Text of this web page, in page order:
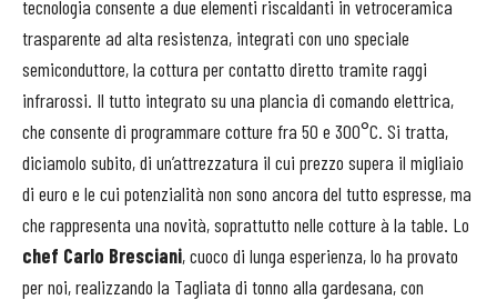
tecnologia consente a due elementi riscaldanti in vetroceramica
trasparente ad alta resistenza, integrati con uno speciale
semiconduttore, la cottura per contatto diretto tramite raggi
infrarossi. Il tutto integrato su una plancia di comando elettrica,
che consente di programmare cotture fra 50 e 300°C. Si tratta,
diciamolo subito, di un’attrezzatura il cui prezzo supera il migliaio
di euro e le cui potenzialità non sono ancora del tutto espresse, ma
che rappresenta una novità, soprattutto nelle cotture à la table. Lo
chef Carlo Bresciani, cuoco di lunga esperienza, lo ha provato
per noi, realizzando la Tagliata di tonno alla gardesana, con